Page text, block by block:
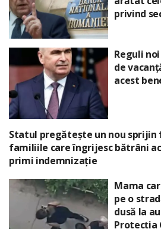
privind
Reguli
de
acest
Statul pregătește un nou
familiile care îngrijesc bătrâni
primi indemnizație
Mama
pe o
dusă la
Protecția